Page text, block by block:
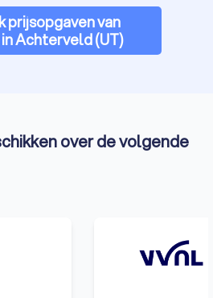
prijsopgaven van
Achterveld (UT)
over de volgende